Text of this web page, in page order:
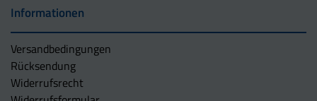
Informationen
Versandbedingungen
Rücksendung
Widerrufsrecht